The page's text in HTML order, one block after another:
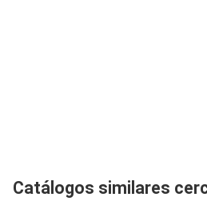
Catálogos similares